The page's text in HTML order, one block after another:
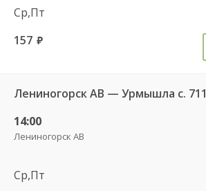
Ср,Пт
157 руб.
Лениногорск АВ — Урмышла с. 711
14:00
Лениногорск АВ
Ср,Пт